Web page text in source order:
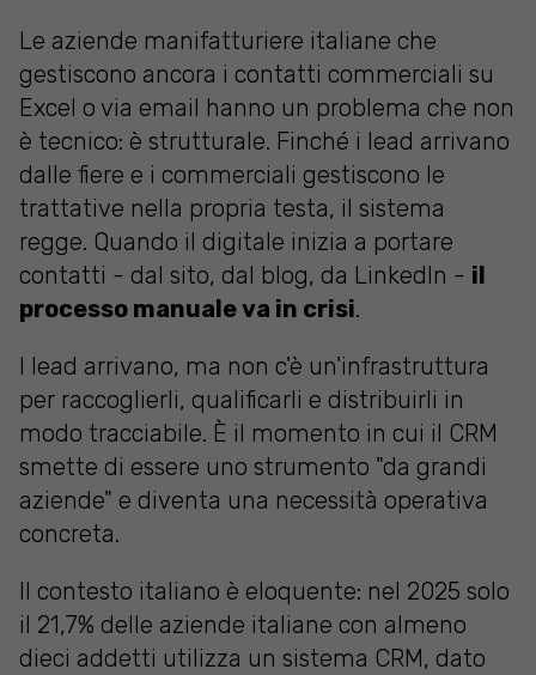
Le aziende manifatturiere italiane che
gestiscono ancora i contatti commerciali su
Excel o via email hanno un problema che non
è tecnico: è strutturale. Finché i lead arrivano
dalle fiere e i commerciali gestiscono le
trattative nella propria testa, il sistema
regge. Quando il digitale inizia a portare
contatti - dal sito, dal blog, da LinkedIn - il
processo manuale va in crisi.
I lead arrivano, ma non c'è un'infrastruttura
per raccoglierli, qualificarli e distribuirli in
modo tracciabile. È il momento in cui il CRM
smette di essere uno strumento "da grandi
aziende" e diventa una necessità operativa
concreta.
Il contesto italiano è eloquente: nel 2025 solo
il 21,7% delle aziende italiane con almeno
dieci addetti utilizza un sistema CRM, dato